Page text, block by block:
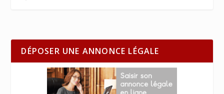
DÉPOSER UNE ANNONCE LÉGALE